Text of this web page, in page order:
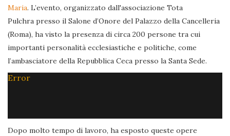
Maria. L’evento, organizzato dall'associazione Tota
Pulchra presso il Salone d’Onore del Palazzo della Cancelleria
(Roma), ha visto la presenza di circa 200 persone tra cui
importanti personalità ecclesiastiche e politiche, come
l’ambasciatore della Repubblica Ceca presso la Santa Sede.
Error
Dopo molto tempo di lavoro, ha esposto queste opere